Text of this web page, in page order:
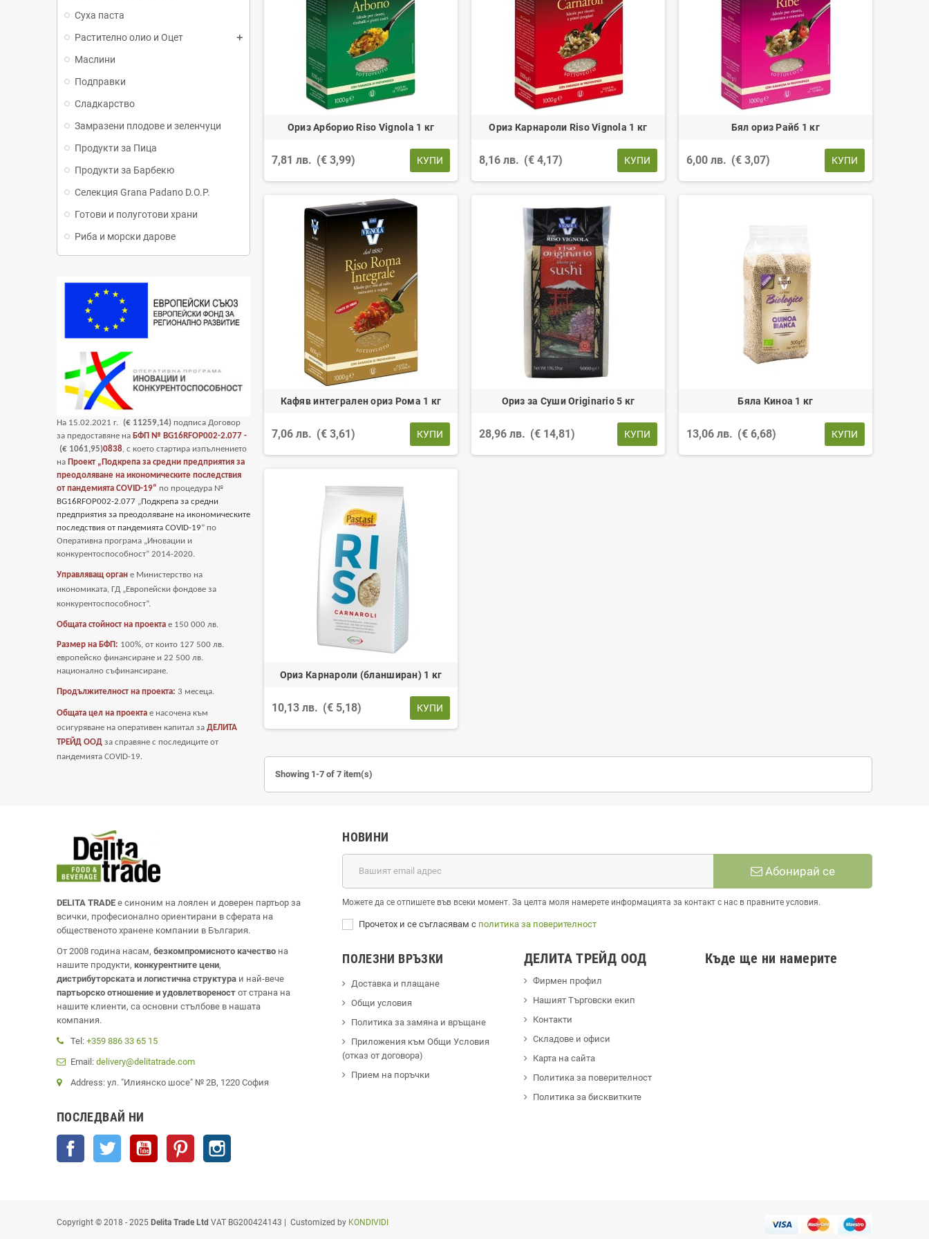
Суха паста
Растително олио и Оцет
Маслини
Подправки
Сладкарство
Замразени плодове и зеленчуци
Продукти за Пица
Продукти за Барбекю
Селекция Grana Padano D.O.P.
Готови и полуготови храни
Риба и морски дарове
На 15.02.2021 г. (€ 11259,14) подписа Договор
за предоставяне на БФП № BG16RFOP002-2.077 -
(€ 1061,95)0838, с което стартира изпълнението
на Проект „Подкрепа за средни предприятия за
преодоляване на икономическите последствия
от пандемията COVID-19“ по процедура №
BG16RFOP002-2.077 „Подкрепа за средни
предприятия за преодоляване на икономическите
последствия от пандемията COVID-19“ по
Оперативна програма „Иновации и
конкурентоспособност” 2014-2020.
Управляващ орган е Министерство на
икономиката, ГД „Европейски фондове за
конкурентоспособност“.
Общата стойност на проекта е 150 000 лв.
Размер на БФП: 100%, от които 127 500 лв.
европейско финансиране и 22 500 лв.
национално съфинансиране.
Продължителност на проекта: 3 месеца.
Общата цел на проекта е насочена към
осигуряване на оперативен капитал за ДЕЛИТА
ТРЕЙД ООД за справяне с последиците от
пандемията COVID-19.
Ориз Арборио Riso Vignola 1 кг
7,81 лв. (€ 3,99) КУПИ
Ориз Карнароли Riso Vignola 1 кг
8,16 лв. (€ 4,17) КУПИ
Бял ориз Райб 1 кг
6,00 лв. (€ 3,07) КУПИ
Кафяв интегрален ориз Рома 1 кг
7,06 лв. (€ 3,61) КУПИ
Ориз за Суши Originario 5 кг
28,96 лв. (€ 14,81) КУПИ
Бяла Киноа 1 кг
13,06 лв. (€ 6,68) КУПИ
Ориз Карнароли (бланширан) 1 кг
10,13 лв. (€ 5,18) КУПИ
Showing 1-7 of 7 item(s)
DELITA TRADE е синоним на лоялен и доверен партьор за
всички, професионално ориентирани в сферата на
общественото хранене компании в България.
От 2008 година насам, безкомпромисното качество на
нашите продукти, конкурентните цени,
дистрибуторската и логистична структура и най-вече
партьорско отношение и удовлетвореност от страна на
нашите клиенти, са основни стълбове в нашата
компания.
Tel: +359 886 33 65 15
Email: delivery@delitatrade.com
Address: ул. "Илиянско шосе" № 2В, 1220 София
ПОСЛЕДВАЙ НИ
Facebook Twitter YouTube Pinterest
НОВИНИ
Абонирай се
Можете да се отпишете във всеки момент. За целта моля намерете информацията за контакт с нас в правните условия.
Прочетох и се съгласявам с политика за поверителност
ПОЛЕЗНИ ВРЪЗКИ
Доставка и плащане
Общи условия
Политика за замяна и връщане
Приложения към Общи Условия
(отказ от договора)
Прием на поръчки
ДЕЛИТА ТРЕЙД ООД
Фирмен профил
Hашият Търговски екип
Контакти
Cкладове и офиси
Карта на сайта
Политика за поверителност
Политика за бисквитките
Къде ще ни намерите
Copyright © 2018 - 2025 Delita Trade Ltd VAT BG200424143 | Customized by KONDIVIDI